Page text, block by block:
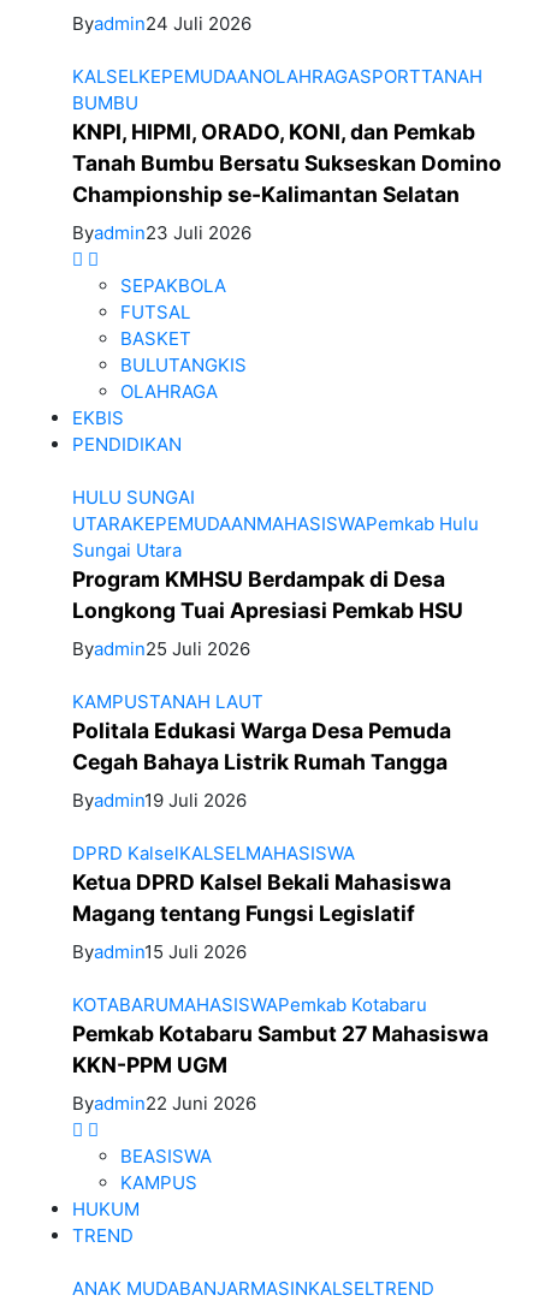
Byadmin24 Juli 2026
KALSELKEPEMUDAANOLAHRAGASPORTTANAH
BUMBU
KNPI, HIPMI, ORADO, KONI, dan Pemkab
Tanah Bumbu Bersatu Sukseskan Domino
Championship se-Kalimantan Selatan
Byadmin23 Juli 2026
SEPAKBOLA
FUTSAL
BASKET
BULUTANGKIS
OLAHRAGA
EKBIS
PENDIDIKAN
HULU SUNGAI
UTARAKEPEMUDAANMAHASISWAPemkab Hulu
Sungai Utara
Program KMHSU Berdampak di Desa
Longkong Tuai Apresiasi Pemkab HSU
Byadmin25 Juli 2026
KAMPUSTANAH LAUT
Politala Edukasi Warga Desa Pemuda
Cegah Bahaya Listrik Rumah Tangga
Byadmin19 Juli 2026
DPRD KalselKALSELMAHASISWA
Ketua DPRD Kalsel Bekali Mahasiswa
Magang tentang Fungsi Legislatif
Byadmin15 Juli 2026
KOTABARUMAHASISWAPemkab Kotabaru
Pemkab Kotabaru Sambut 27 Mahasiswa
KKN-PPM UGM
Byadmin22 Juni 2026
BEASISWA
KAMPUS
HUKUM
TREND
ANAK MUDABANJARMASINKALSELTREND